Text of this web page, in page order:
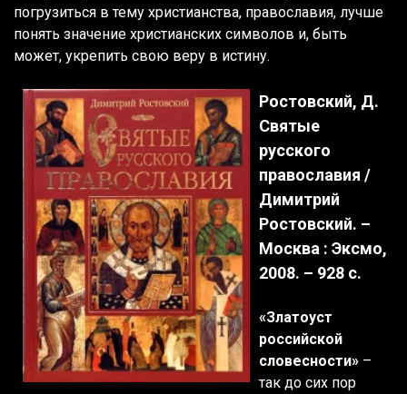
погрузиться в тему христианства, православия, лучше
понять значение христианских символов и, быть
может, укрепить свою веру в истину.
Ростовский, Д.
Святые
русского
православия /
Димитрий
Ростовский. –
Москва : Эксмо,
2008. – 928 с.
«Златоуст
российской
словесности» –
так до сих пор